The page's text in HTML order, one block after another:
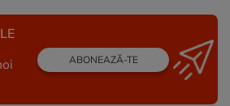
ABONEAZĂ-TE